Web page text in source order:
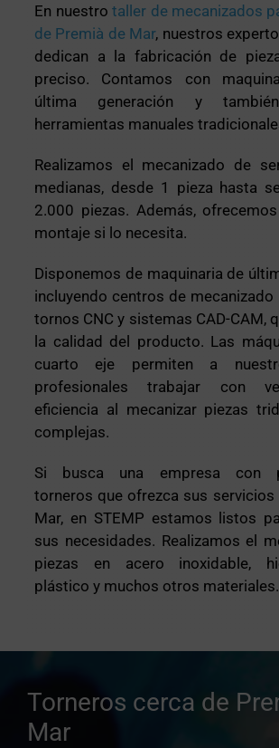
En nuestrotaller de mecanizados
de Premià de Mar, nuestros
dedican a la fabricación de
preciso. Contamos con
última generación y
herramientas manuales
Realizamos el mecanizado de
medianas, desde 1 pieza hasta
2.000 piezas. Además,
montaje si lo necesita.
Disponemos de maquinaria de
incluyendo centros de mecanizado
tornos CNC y sistemas CAD-CAM,
la calidad del producto. Las
cuarto eje permiten a
profesionales trabajar con
eficiencia al mecanizar piezas
complejas.
Si busca una empresa con
torneros que ofrezca sus servicios
Mar, en STEMP estamos listos
sus necesidades. Realizamos el
piezas en acero inoxidable,
plástico y muchos otros materiales.
Torneros cerca de
Mar